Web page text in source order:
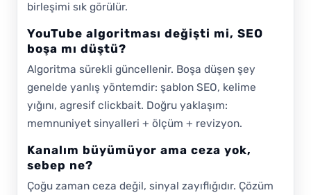
birleşimi sık görülür.
YouTube algoritması değişti mi, SEO
boşa mı düştü?
Algoritma sürekli güncellenir. Boşa düşen şey
genelde yanlış yöntemdir: şablon SEO, kelime
yığını, agresif clickbait. Doğru yaklaşım:
memnuniyet sinyalleri + ölçüm + revizyon.
Kanalım büyümüyor ama ceza yok,
sebep ne?
Çoğu zaman ceza değil, sinyal zayıflığıdır. Çözüm